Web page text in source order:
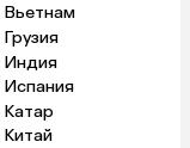
Вьетнам
Грузия
Индия
Испания
Катар
Китай